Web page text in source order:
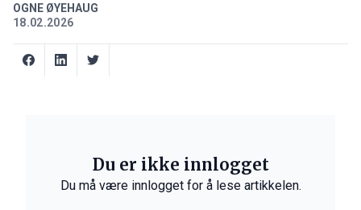
OGNE ØYEHAUG
18.02.2026
Du er ikke innlogget
Du må være innlogget for å lese artikkelen.